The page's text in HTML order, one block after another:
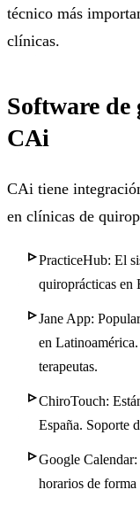
técnico más
clínicas.
Software de
CAi
CAi tiene
en clínicas de
PracticeHub: El
quiroprácticas en
Jane App:
en
terapeutas.
ChiroTouch:
España. Soporte
Google Calendar:
horarios de forma